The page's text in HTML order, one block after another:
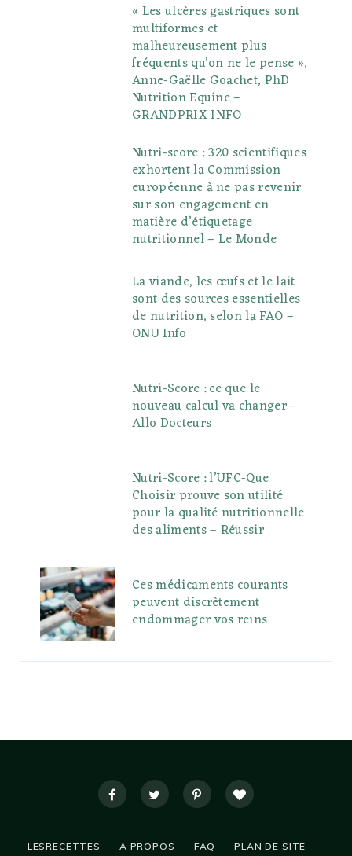
« Les ulcères gastriques sont
multiformes et
malheureusement plus
fréquents qu’on ne le pense »,
Anne-Gaëlle Goachet, PhD
Nutrition Equine –
GRANDPRIX INFO
Nutri-score : 320 scientifiques
exhortent la Commission
européenne à ne pas revenir
sur son engagement en
matière d’étiquetage
nutritionnel – Le Monde
La viande, les œufs et le lait
sont des sources essentielles
de nutrition, selon la FAO –
ONU Info
Nutri-Score : ce que le
nouveau calcul va changer –
Allo Docteurs
Nutri-Score : l’UFC-Que
Choisir prouve son utilité
pour la qualité nutritionnelle
des aliments – Réussir
Ces médicaments courants
peuvent discrètement
endommager vos reins
LESRECETTES A PROPOS FAQ PLAN DE SITE